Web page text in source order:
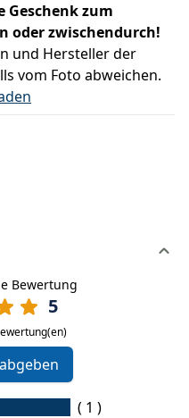
Geschenk zum
oder zwischendurch!
und Hersteller der
vom Foto abweichen.
Bewertung
5
( 1 )